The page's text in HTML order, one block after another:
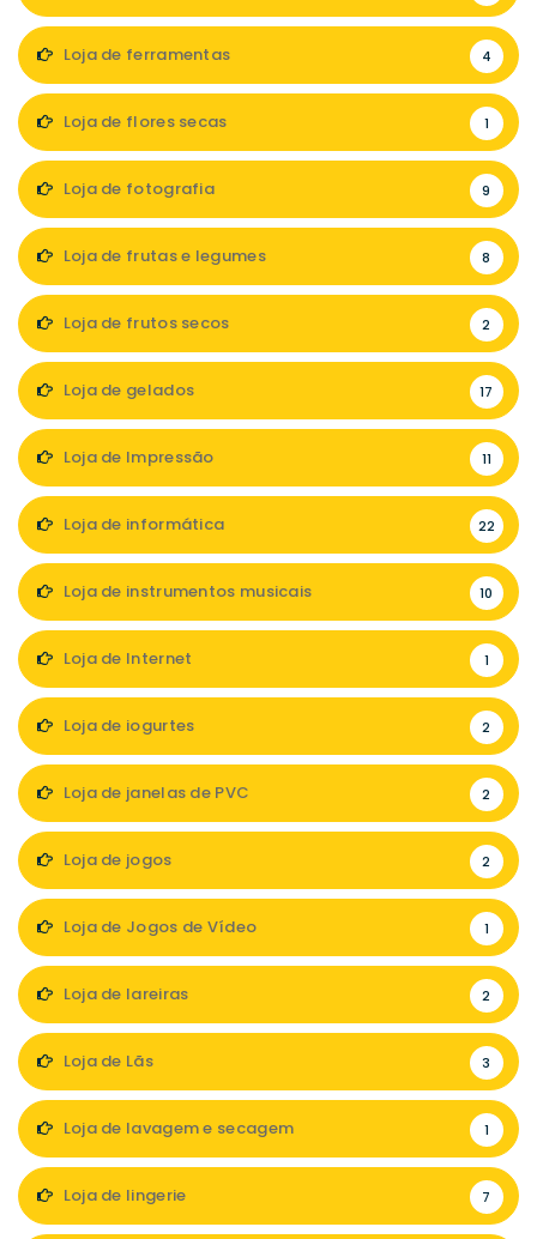
Loja de ferramentas 4
Loja de flores secas 1
Loja de fotografia 9
Loja de frutas e legumes 8
Loja de frutos secos 2
Loja de gelados 17
Loja de Impressão 11
Loja de informática 22
Loja de instrumentos musicais 10
Loja de Internet 1
Loja de iogurtes 2
Loja de janelas de PVC 2
Loja de jogos 2
Loja de Jogos de Vídeo 1
Loja de lareiras 2
Loja de Lãs 3
Loja de lavagem e secagem 1
Loja de lingerie 7